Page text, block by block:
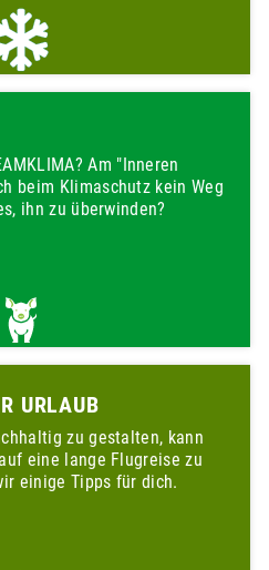
Am "Inneren
beim Klimaschutz kein Weg
ihn zu überwinden?
URLAUB
zu gestalten, kann
eine lange Flugreise zu
einige Tipps für dich.